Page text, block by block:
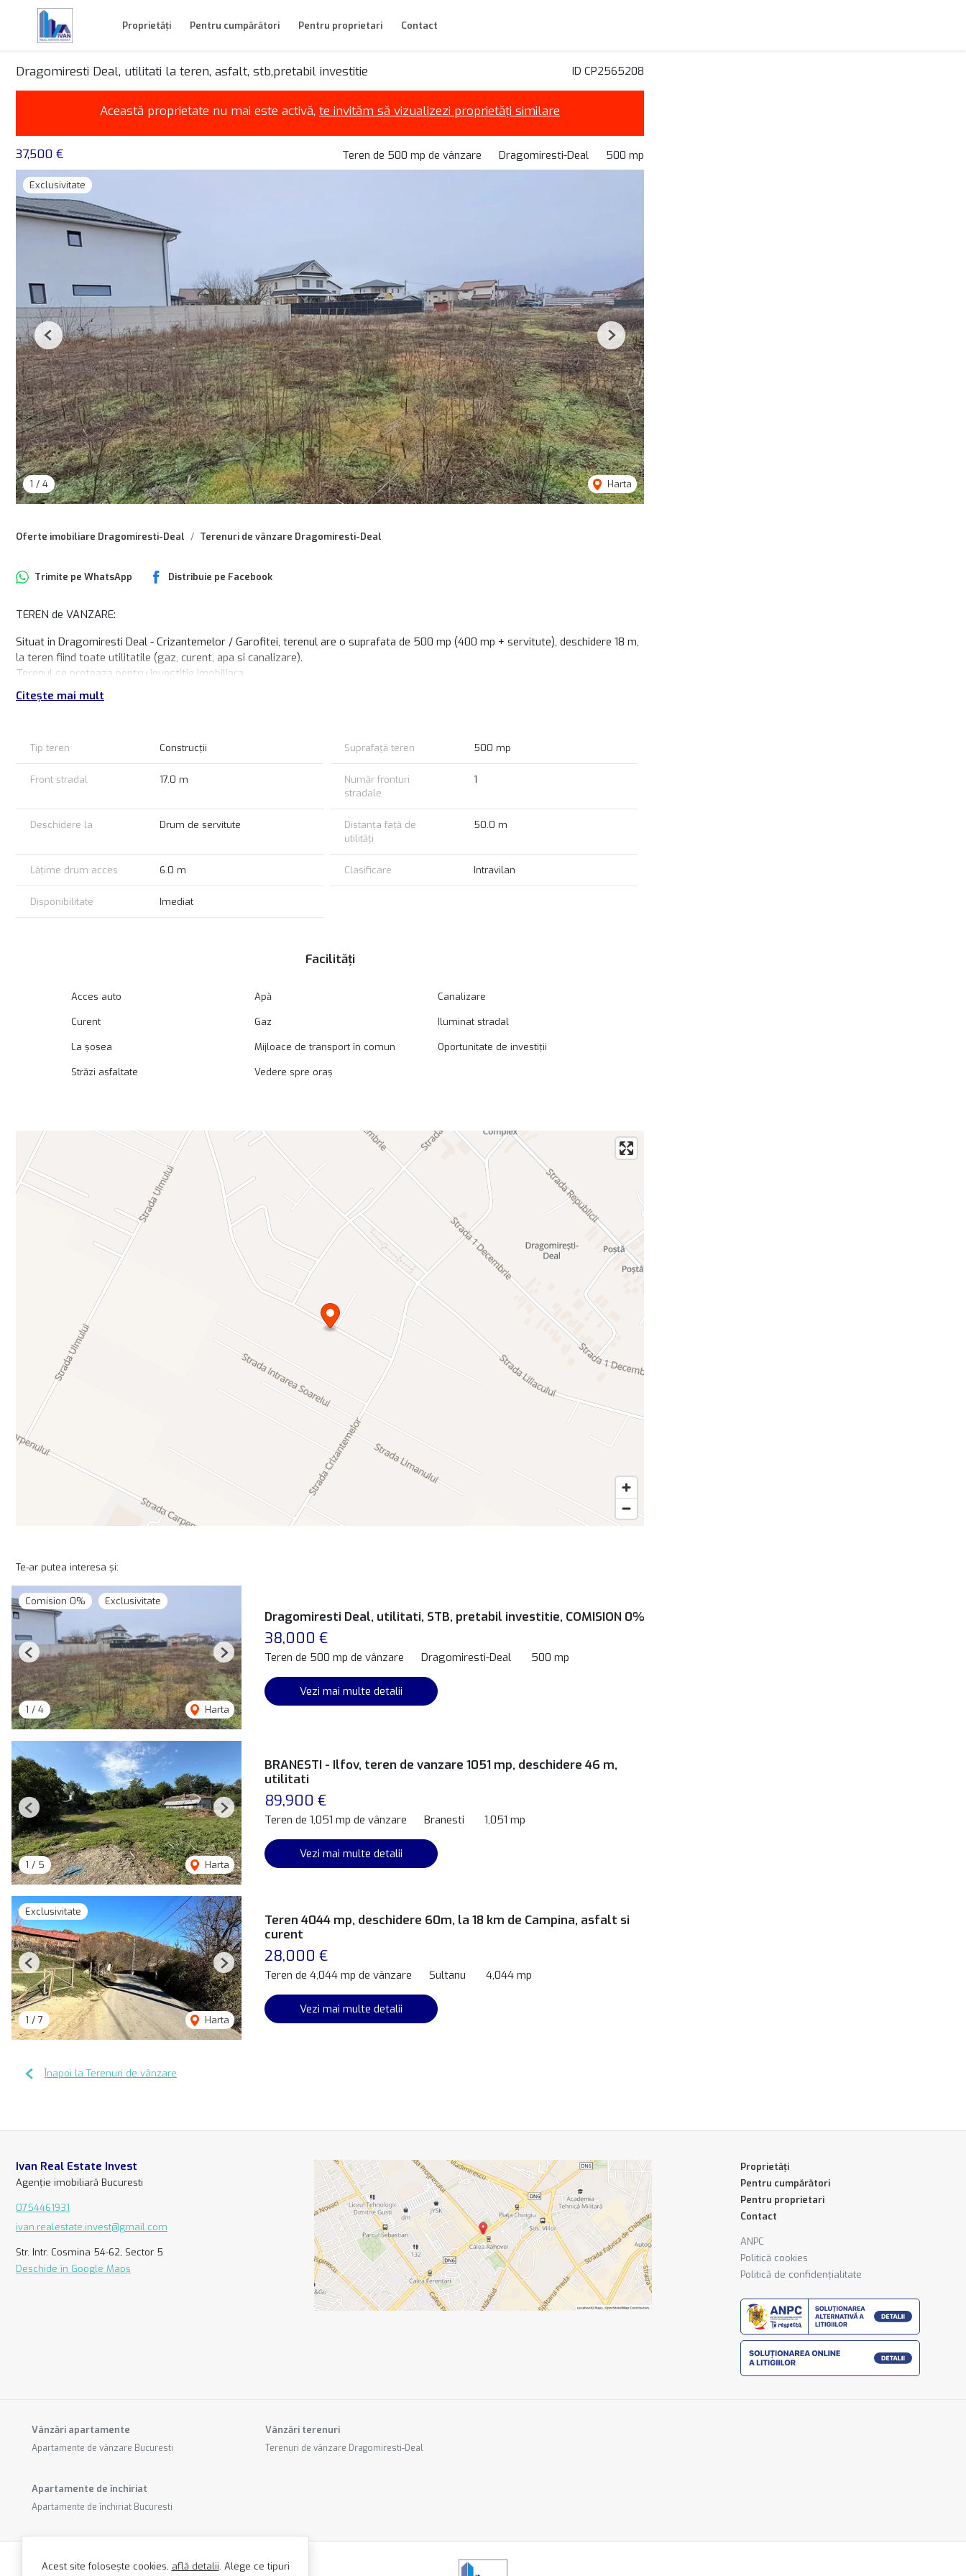
Proprietăți Pentru cumpărători Pentru proprietari Contact
ID CP2565208
Dragomiresti Deal, utilitati la teren, asfalt, stb,pretabil investitie
Această proprietate nu mai este activă, te invităm să vizualizezi proprietăți similare
37,500 € Teren de 500 mp de vânzare Dragomiresti-Deal 500 mp
Exclusivitate
1 / 4 Harta
Previous Next
Oferte imobiliare Dragomiresti-Deal Terenuri de vânzare Dragomiresti-Deal
Trimite pe WhatsApp Distribuie pe Facebook
TEREN de VANZARE:
Situat in Dragomiresti Deal - Crizantemelor / Garofitei, terenul are o suprafata de 500 mp (400 mp + servitute), deschidere 18 m,
la teren fiind toate utilitatile (gaz, curent, apa si canalizare).
Terenul se preteaza pentru investitie imobiliara.
Pret: 37.500 euro
Citește mai mult
Tip teren Construcții Suprafață teren 500 mp
Front stradal 17.0 m
Număr fronturi
stradale
1
Deschidere la Drum de servitute
Distanța față de
utilități
50.0 m
Lățime drum acces 6.0 m Clasificare Intravilan
Disponibilitate Imediat
Facilități
Acces auto Apă Canalizare
Curent Gaz Iluminat stradal
La șosea Mijloace de transport în comun Oportunitate de investiții
Străzi asfaltate Vedere spre oraș
Te-ar putea interesa și:
Comision 0% Exclusivitate
1 / 4 Harta
Previous Next
Dragomiresti Deal, utilitati, STB, pretabil investitie, COMISION 0%
38,000 €
Teren de 500 mp de vânzare Dragomiresti-Deal 500 mp
Vezi mai multe detalii
1 / 5 Harta
Previous Next
BRANESTI - Ilfov, teren de vanzare 1051 mp, deschidere 46 m,
utilitati
89,900 €
Teren de 1,051 mp de vânzare Branesti 1,051 mp
Vezi mai multe detalii
Exclusivitate
1 / 7 Harta
Previous Next
Teren 4044 mp, deschidere 60m, la 18 km de Campina, asfalt si
curent
28,000 €
Teren de 4,044 mp de vânzare Sultanu 4,044 mp
Vezi mai multe detalii
Înapoi la Terenuri de vânzare
Ivan Real Estate Invest
Agenție imobiliară Bucuresti
0754461931
ivan.realestate.invest@gmail.com
Str. Intr. Cosmina 54-62, Sector 5
Deschide în Google Maps
Proprietăți
Pentru cumpărători
Pentru proprietari
Contact
ANPC
Politică cookies
Politică de confidențialitate
Vânzări apartamente
Apartamente de vânzare Bucuresti
Vânzări terenuri
Terenuri de vânzare Dragomiresti-Deal
Apartamente de închiriat
Apartamente de închiriat Bucuresti
Acest site folosește cookies, află detalii. Alege ce tipuri